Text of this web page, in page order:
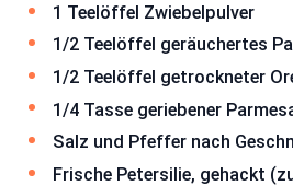
1 Teelöffel Zwiebelpulver
1/2 Teelöffel geräuchertes
1/2 Teelöffel getrockneter
1/4 Tasse geriebener
Salz und Pfeffer nach
Frische Petersilie, gehackt